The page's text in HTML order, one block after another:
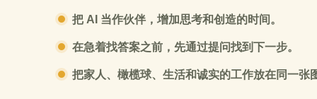
把 AI 当作伙伴，增加思考和创造的时间。
在急着找答案之前，先通过提问找到下一步。
把家人、橄榄球、生活和诚实的工作放在同一张